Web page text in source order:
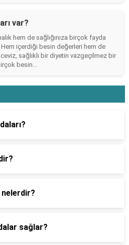
var?
hem de sağlığınıza birçok fayda
içerdiği besin değerleri hem de
sağlıklı bir diyetin vazgeçilmez bir
besin...
nelerdir?
sağlar?